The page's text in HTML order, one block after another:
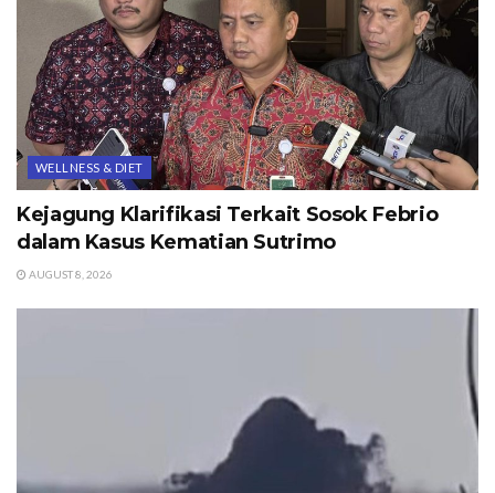
WELLNESS & DIET
Kejagung Klarifikasi Terkait Sosok Febrio
dalam Kasus Kematian Sutrimo
AUGUST 8, 2026